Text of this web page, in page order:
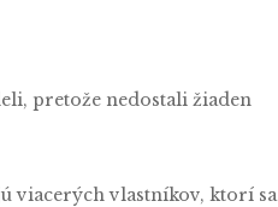
pretože nedostali žiaden
viacerých vlastníkov, ktorí sa